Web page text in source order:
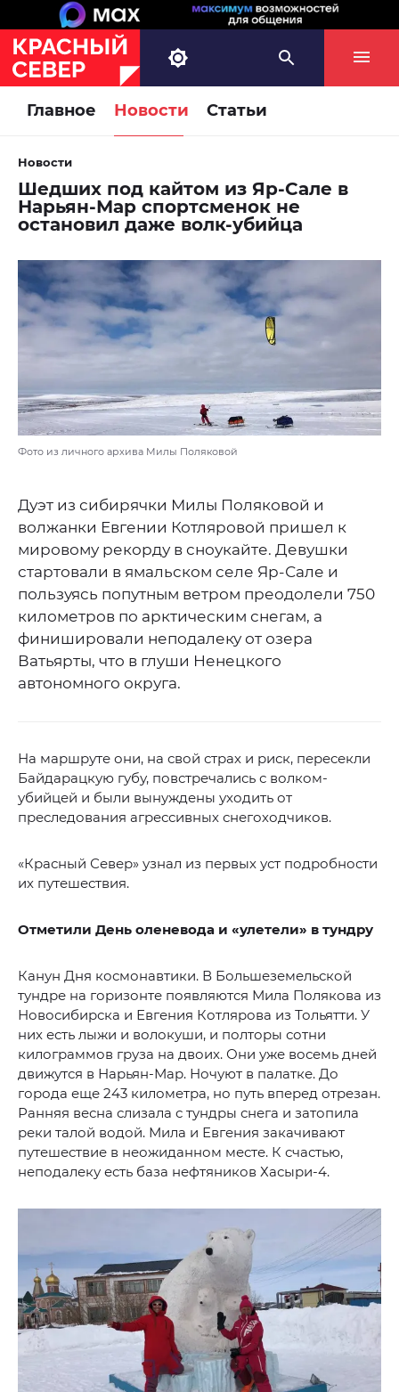
Главное Новости Статьи
Новости
Шедших под кайтом из Яр-Сале в
Нарьян-Мар спортсменок не
остановил даже волк-убийца
Фото из личного архива Милы Поляковой
Дуэт из сибирячки Милы Поляковой и
волжанки Евгении Котляровой пришел к
мировому рекорду в сноукайте. Девушки
стартовали в ямальском селе Яр-Сале и
пользуясь попутным ветром преодолели 750
километров по арктическим снегам, а
финишировали неподалеку от озера
Ватьярты, что в глуши Ненецкого
автономного округа.
На маршруте они, на свой страх и риск, пересекли
Байдарацкую губу, повстречались с волком-
убийцей и были вынуждены уходить от
преследования агрессивных снегоходчиков.
«Красный Север» узнал из первых уст подробности
их путешествия.
Отметили День оленевода и «улетели» в тундру
Канун Дня космонавтики. В Большеземельской
тундре на горизонте появляются Мила Полякова из
Новосибирска и Евгения Котлярова из Тольятти. У
них есть лыжи и волокуши, и полторы сотни
килограммов груза на двоих. Они уже восемь дней
движутся в Нарьян-Мар. Ночуют в палатке. До
города еще 243 километра, но путь вперед отрезан.
Ранняя весна слизала с тундры снега и затопила
реки талой водой. Мила и Евгения закачивают
путешествие в неожиданном месте. К счастью,
неподалеку есть база нефтяников Хасыри-4.